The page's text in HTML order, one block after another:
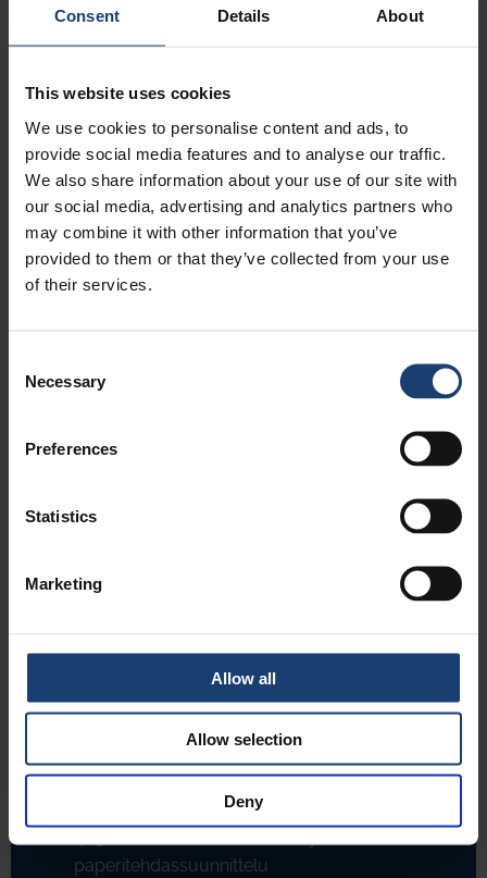
Consent Details About
This website uses cookies
We use cookies to personalise content and ads, to
provide social media features and to analyse our traffic.
We also share information about your use of our site with
our social media, advertising and analytics partners who
may combine it with other information that you’ve
provided to them or that they’ve collected from your use
of their services.
Selection
Necessary
Preferences
Statistics
Marketing
Allow all
Allow selection
Deny
1. Puunkäsittely
2. Sellun valmistus
4. Paperin ja kartongin valmistus
4.1. Paino- ja kirjoituspaperien kehitys 1970-
90- luvuilla
4.2. Toisen sukupolven sc-konsepti
(Jämsänkoski PK5)
4.3. Kolmannen sukupolven sc-konsepti
(Jämsänkoski PK6)
4.4. WSOP-paperi
4.7. Kevytpainopaperi (Kaipola)
4.8. Uusi MFC paperi Kymtech, Voikkaa PM
4.9. Vaalea sc-paperi (Myllykoski My Plus)
kantava voima
4.12. Nestepakkauskartonki
4.14. Juantehdas: Olutpahvista graafisen
kartongin laatujohtajaksi
4.15. Silikonointi paperikoneella
4.16. Tako ja taivekartongin valmistuksen
4.18. Absorbex laminaattipaperi
paperitehdassuunnittelu